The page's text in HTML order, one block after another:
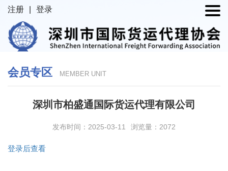
注册 登录
会员专区 MEMBER UNIT
深圳市柏盛通国际货运代理有限公司
发布时间：2025-03-11 浏览量：2072
登录后查看